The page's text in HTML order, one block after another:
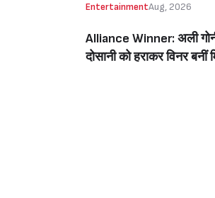
EntertainmentAug, 2026
Alliance Winner: अली
दोसानी को हराकर विनर बनीं